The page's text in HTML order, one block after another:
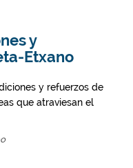
y
Etxano
y refuerzos de
que atraviesan el